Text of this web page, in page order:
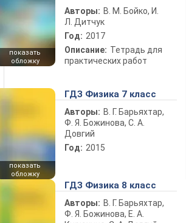
показать
обложку
Авторы: В. М. Бойко, И.
Л. Дитчук
Год: 2017
Описание: Тетрадь для
практических работ
показать
обложку
ГДЗ Физика 7 класс
Авторы: В. Г. Барьяхтар,
Ф. Я. Божинова, С. А.
Довгий
Год: 2015
ГДЗ Физика 8 класс
Авторы: В. Г. Барьяхтар,
Ф. Я. Божинова, Е. А.